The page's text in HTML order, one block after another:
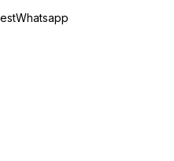
Whatsapp